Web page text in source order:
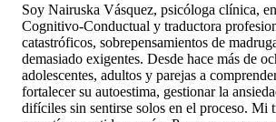
Soy Nairuska Vásquez, psicóloga clínica,
Cognitivo-Conductual y traductora
catastróficos, sobrepensamientos de
demasiado exigentes. Desde hace más de
adolescentes, adultos y parejas a
fortalecer su autoestima, gestionar la
difíciles sin sentirse solos en el proceso. Mi